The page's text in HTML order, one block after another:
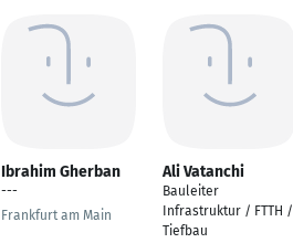
Ibrahim Gherban
---
Frankfurt am Main
Ali Vatanchi
Bauleiter
Infrastruktur / FTTH /
Tiefbau